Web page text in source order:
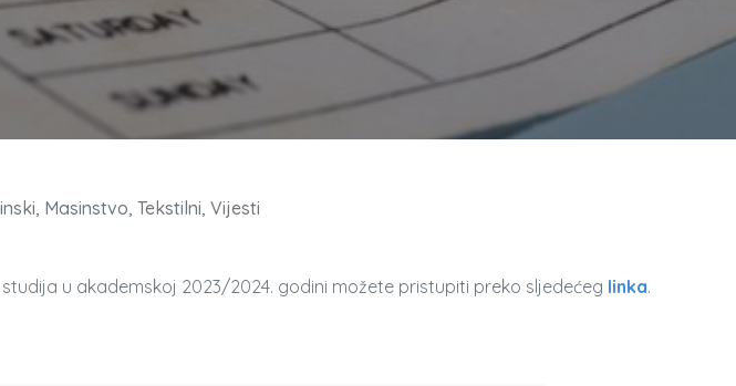
Masinstvo Tekstilni Vijesti
u akademskoj 2023/2024. godini možete pristupiti preko sljedećeg linka.